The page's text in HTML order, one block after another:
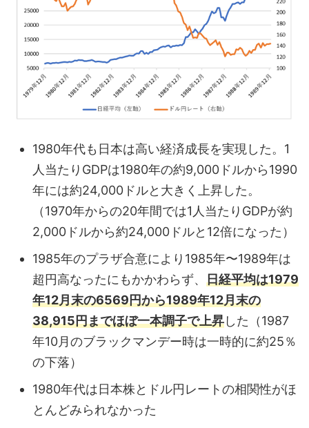
1980年代も日本は高い経済成長を実現した。1
人当たりGDPは1980年の約9,000ドルから1990
年には約24,000ドルと大きく上昇した。
（1970年からの20年間では1人当たりGDPが約
2,000ドルから約24,000ドルと12倍になった）
1985年のプラザ合意により1985年〜1989年は
超円高なったにもかかわらず、 日経平均は1979
年12月末の6569円から1989年12月末の
38,915円までほぼ一本調子で上昇した（1987
年10月のブラックマンデー時は一時的に約25％
の下落）
1980年代は日本株とドル円レートの相関性がほ
とんどみられなかった